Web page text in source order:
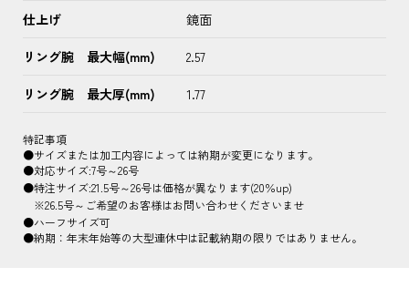
仕上げ 鏡面
リング腕 最大幅(mm) 2.57
リング腕 最大厚(mm) 1.77
特記事項
●サイズまたは加工内容によっては納期が変更になります。
●対応サイズ:7号～26号
●特注サイズ:21.5号～26号は価格が異なります(20％up)
※26.5号～ご希望のお客様はお問い合わせくださいませ
●ハーフサイズ可
●納期：年末年始等の大型連休中は記載納期の限りではありません。